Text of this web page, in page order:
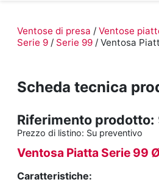
Ventose di presa / Ventose
Serie 9 / Serie 99 / Ventosa
Scheda tecnica
Riferimento prodotto:
Prezzo di listino: Su preventivo
Ventosa Piatta Serie 99
Caratteristiche: